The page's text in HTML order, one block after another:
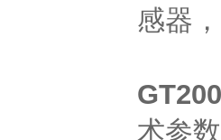
感器
术参